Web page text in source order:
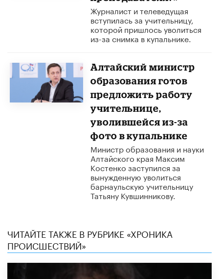
Журналист и телеведущая
вступилась за учительницу,
которой пришлось уволиться
из-за снимка в купальнике.
Алтайский министр
образования готов
предложить работу
учительнице,
уволившейся из-за
фото в купальнике
Министр образования и науки
Алтайского края Максим
Костенко заступился за
вынужденную уволиться
барнаульскую учительницу
Татьяну Кувшинникову.
ЧИТАЙТЕ ТАКЖЕ В РУБРИКЕ «ХРОНИКА
ПРОИСШЕСТВИЙ»